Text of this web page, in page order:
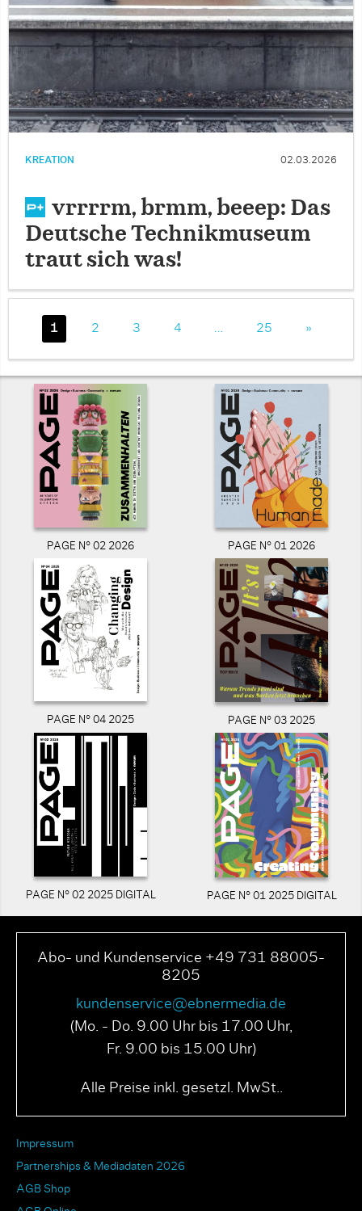
KREATION 02.03.2026
vrrrrm, brmm, beeep: Das
Deutsche Technikmuseum
traut sich was!
1 2 3 4 25 »
PAGE N° 02 2026 PAGE N° 01 2026
PAGE N° 04 2025 PAGE N° 03 2025
PAGE N° 02 2025 DIGITAL PAGE N° 01 2025 DIGITAL
Abo- und Kundenservice +49 731 88005-
8205
kundenservice@ebnermedia.de
(Mo. - Do. 9.00 Uhr bis 17.00 Uhr,
Fr. 9.00 bis 15.00 Uhr)
Alle Preise inkl. gesetzl. MwSt..
Impressum
Partnerships & Mediadaten 2026
AGB Shop